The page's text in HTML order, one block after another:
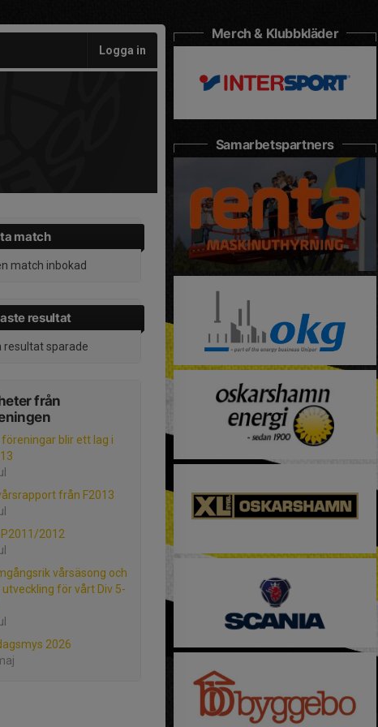
Logga in
match
match inbokad
resultat
resultat sparade
från
blir ett lag i
från F2013
P2011/2012
vårsäsong och
för vårt Div 5-
2026
Merch & Klubbkläder
Samarbetspartners